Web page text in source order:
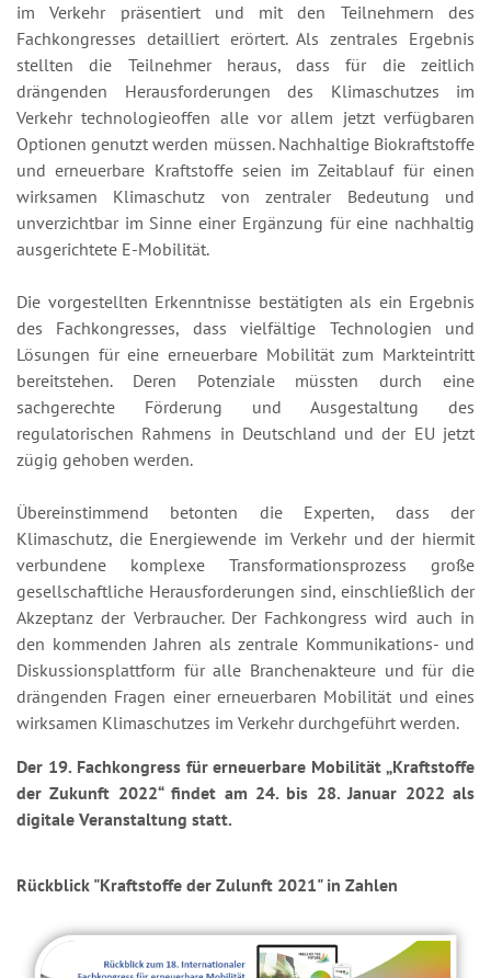
Rückblick "Kraftstoffe der Zulunft 2021" in Zahlen
im Verkehr präsentiert und mit den Teilnehmern des
Fachkongresses detailliert erörtert. Als zentrales Ergebnis
stellten die Teilnehmer heraus, dass für die zeitlich
drängenden Herausforderungen des Klimaschutzes im
Verkehr technologieoffen alle vor allem jetzt verfügbaren
Optionen genutzt werden müssen. Nachhaltige Biokraftstoffe
und erneuerbare Kraftstoffe seien im Zeitablauf für einen
wirksamen Klimaschutz von zentraler Bedeutung und
unverzichtbar im Sinne einer Ergänzung für eine nachhaltig
ausgerichtete E-Mobilität.
Die vorgestellten Erkenntnisse bestätigten als ein Ergebnis
des Fachkongresses, dass vielfältige Technologien und
Lösungen für eine erneuerbare Mobilität zum Markteintritt
bereitstehen. Deren Potenziale müssten durch eine
sachgerechte Förderung und Ausgestaltung des
regulatorischen Rahmens in Deutschland und der EU jetzt
zügig gehoben werden.
Übereinstimmend betonten die Experten, dass der
Klimaschutz, die Energiewende im Verkehr und der hiermit
verbundene komplexe Transformationsprozess große
gesellschaftliche Herausforderungen sind, einschließlich der
Akzeptanz der Verbraucher. Der Fachkongress wird auch in
den kommenden Jahren als zentrale Kommunikations- und
Diskussionsplattform für alle Branchenakteure und für die
drängenden Fragen einer erneuerbaren Mobilität und eines
wirksamen Klimaschutzes im Verkehr durchgeführt werden.
Der 19. Fachkongress für erneuerbare Mobilität „Kraftstoffe
der Zukunft 2022“ findet am 24. bis 28. Januar 2022 als
digitale Veranstaltung statt.